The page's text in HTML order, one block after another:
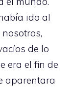
ido al
nosotros,
de lo
era el fin de
aparentara